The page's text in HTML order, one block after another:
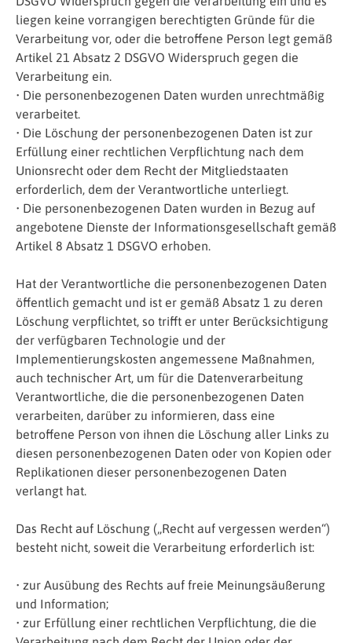
liegen keine vorrangigen berechtigten Gründe für die
Verarbeitung vor, oder die betroffene Person legt gemäß
Artikel 21 Absatz 2 DSGVO Widerspruch gegen die
Verarbeitung ein.
• Die personenbezogenen Daten wurden unrechtmäßig
verarbeitet.
• Die Löschung der personenbezogenen Daten ist zur
Erfüllung einer rechtlichen Verpflichtung nach dem
Unionsrecht oder dem Recht der Mitgliedstaaten
erforderlich, dem der Verantwortliche unterliegt.
• Die personenbezogenen Daten wurden in Bezug auf
angebotene Dienste der Informationsgesellschaft gemäß
Artikel 8 Absatz 1 DSGVO erhoben.
Hat der Verantwortliche die personenbezogenen Daten
öffentlich gemacht und ist er gemäß Absatz 1 zu deren
Löschung verpflichtet, so trifft er unter Berücksichtigung
der verfügbaren Technologie und der
Implementierungskosten angemessene Maßnahmen,
auch technischer Art, um für die Datenverarbeitung
Verantwortliche, die die personenbezogenen Daten
verarbeiten, darüber zu informieren, dass eine
betroffene Person von ihnen die Löschung aller Links zu
diesen personenbezogenen Daten oder von Kopien oder
Replikationen dieser personenbezogenen Daten
verlangt hat.
Das Recht auf Löschung („Recht auf vergessen werden“)
besteht nicht, soweit die Verarbeitung erforderlich ist:
• zur Ausübung des Rechts auf freie Meinungsäußerung
und Information;
• zur Erfüllung einer rechtlichen Verpflichtung, die die